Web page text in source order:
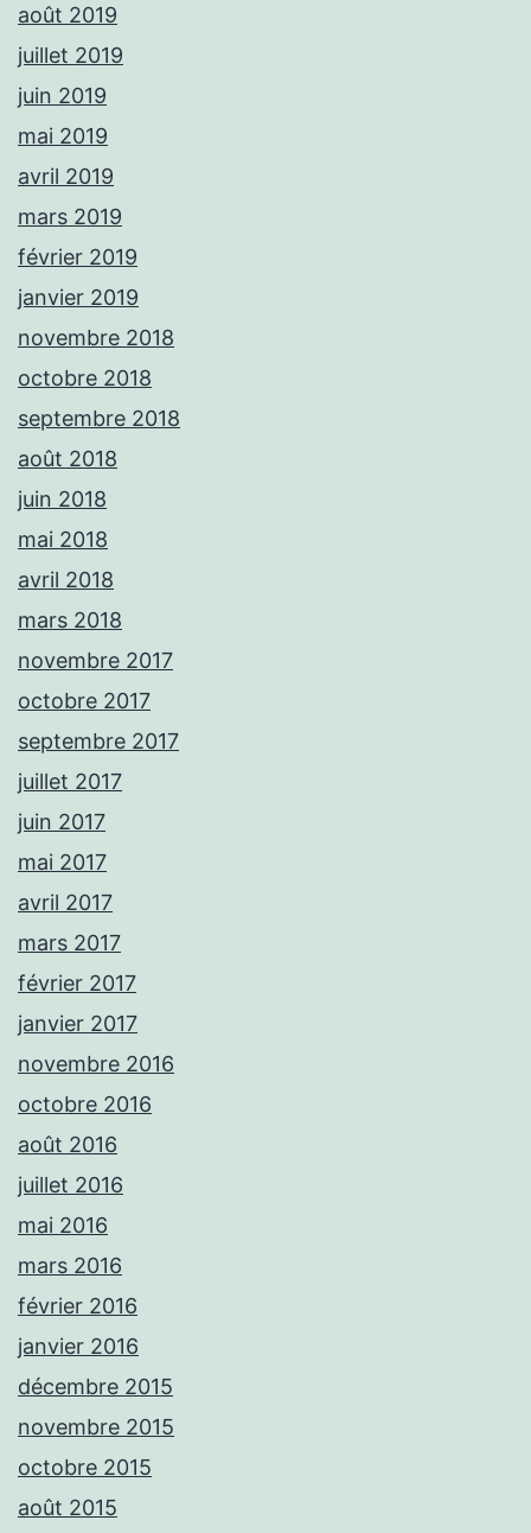
août 2019
juillet 2019
juin 2019
mai 2019
avril 2019
mars 2019
février 2019
janvier 2019
novembre 2018
octobre 2018
septembre 2018
août 2018
juin 2018
mai 2018
avril 2018
mars 2018
novembre 2017
octobre 2017
septembre 2017
juillet 2017
juin 2017
mai 2017
avril 2017
mars 2017
février 2017
janvier 2017
novembre 2016
octobre 2016
août 2016
juillet 2016
mai 2016
mars 2016
février 2016
janvier 2016
décembre 2015
novembre 2015
octobre 2015
août 2015